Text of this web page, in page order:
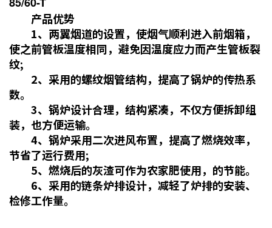
产品优势
1、两翼烟道的设置，使烟气顺利进入前烟箱，
使之前管板温度相同，避免因温度应力而产生管板裂
纹;
2、采用的螺纹烟管结构，提高了锅炉的传热系
数。
3、锅炉设计合理，结构紧凑，不仅方便拆卸组
装，也方便运输。
4、锅炉采用二次进风布置，提高了燃烧效率，
节省了运行费用;
5、燃烧后的灰渣可作为农家肥使用，的节能。
6、采用的链条炉排设计，减轻了炉排的安装、
检修工作量。